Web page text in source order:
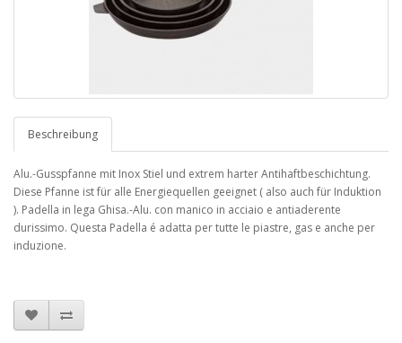
Beschreibung
Alu.-Gusspfanne mit Inox Stiel und extrem harter Antihaftbeschichtung.
Diese Pfanne ist für alle Energiequellen geeignet ( also auch für Induktion
). Padella in lega Ghisa.-Alu. con manico in acciaio e antiaderente
durissimo. Questa Padella é adatta per tutte le piastre, gas e anche per
induzione.